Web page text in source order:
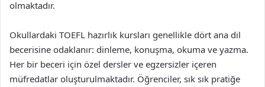
olmaktadır.
Okullardaki TOEFL hazırlık kursları genellikle dört ana dil
becerisine odaklanır: dinleme, konuşma, okuma ve yazma.
Her bir beceri için özel dersler ve egzersizler içeren
müfredatlar oluşturulmaktadır. Öğrenciler, sık sık pratiğe